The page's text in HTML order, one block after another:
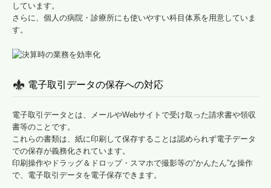
しています。
さらに、個人の病院・診療所にも使いやすい科目体系を用意していま
す。
電子取引データの保存への対応
電子取引データとは、メールやWebサイトで受け取った請求書や領収
書等のことです。
これらの書類は、紙に印刷して保存することは認められず電子データ
での保存が義務化されています。
印刷操作やドラッグ＆ドロップ・スマホで撮影等の“かんたん”な操作
で、電子取引データを電子保存できます。